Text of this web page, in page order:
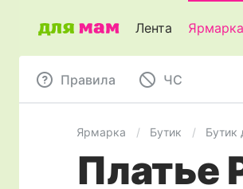
Лента Ярмарка
Правила ЧC
Ярмарка Бутик Бутик
Платье